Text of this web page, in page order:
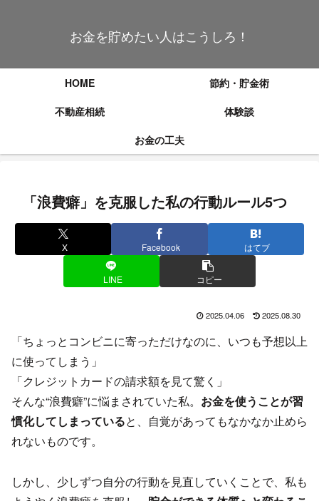
お金を貯めたい人はこうしろ！
HOME
節約・貯金術
不動産相続
体験談
お金の工夫
「浪費癖」を克服した私の行動ルール5つ
X Facebook はてブ
LINE コピー
2025.04.06 2025.08.30
「ちょっとコンビニに寄っただけなのに、いつも予想以上
に使ってしまう」
「クレジットカードの請求額を見て驚く」
そんな“浪費癖”に悩まされていた私。 お金を使うことが習
慣化してしまっていると、自覚があってもなかなか止めら
れないものです。
しかし、少しずつ自分の行動を見直していくことで、私も